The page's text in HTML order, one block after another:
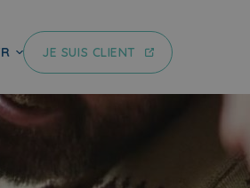
JE SUIS CLIENT